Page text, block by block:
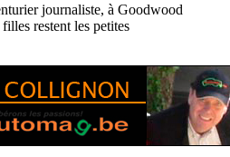
journaliste, à Goodwood
restent les petites